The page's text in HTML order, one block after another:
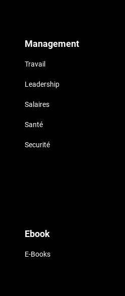
Management
Travail
Leadership
Salaires
Santé
Securité
Ebook
E-Books